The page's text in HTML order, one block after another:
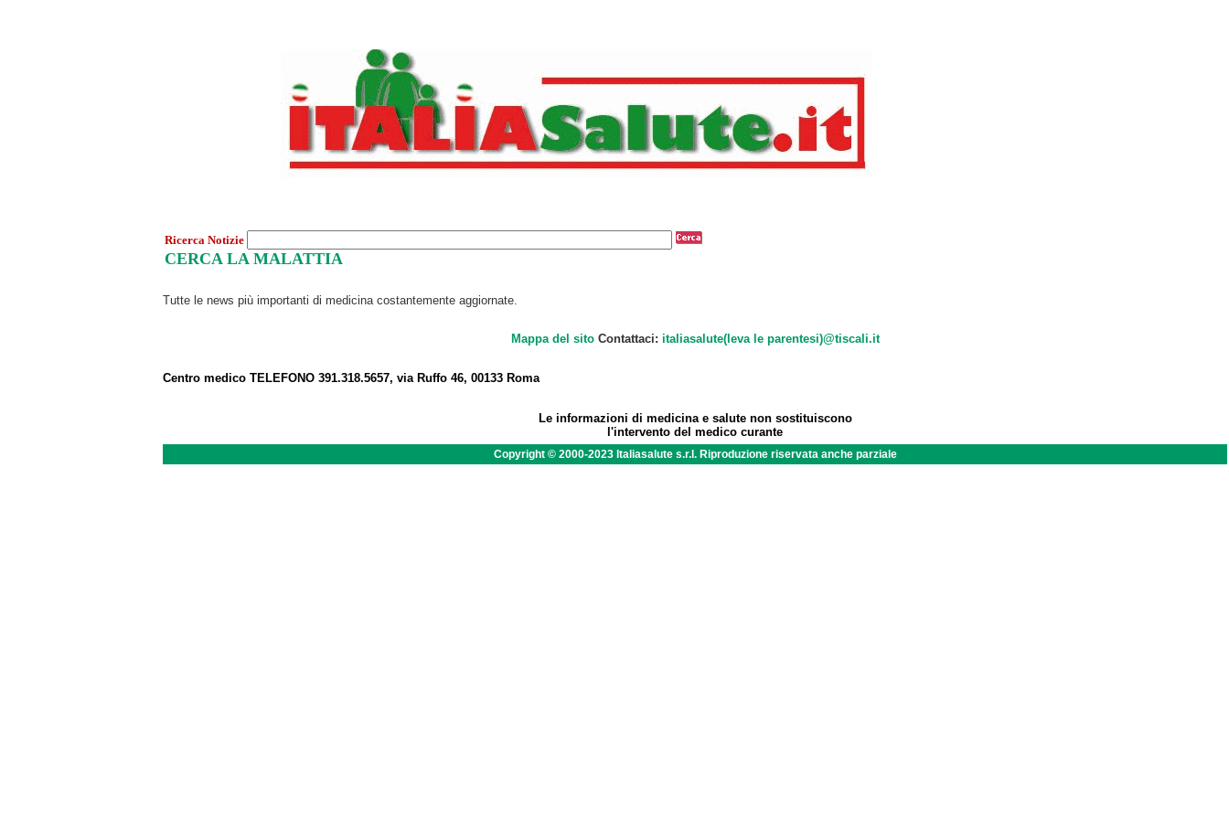
Ricerca Notizie
CERCA LA MALATTIA
Tutte le news più importanti di medicina costantemente aggiornate.
Mappa del sitoContattaci: italiasalute(leva le parentesi)@tiscali.it
Centro medico TELEFONO 391.318.5657, via Ruffo 46, 00133 Roma
Le informazioni di medicina e salute non sostituiscono
l'intervento del medico curante
Copyright © 2000-2023 Italiasalute s.r.l. Riproduzione riservata anche parziale